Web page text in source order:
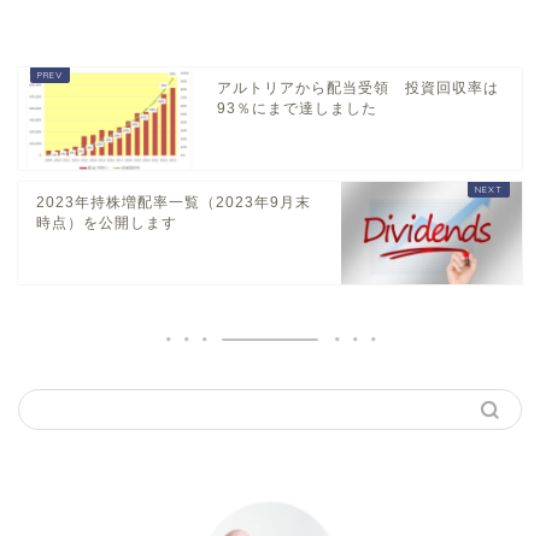
アルトリアから配当受領 投資回収率は
93％にまで達しました
2023年持株増配率一覧（2023年9月末
時点）を公開します